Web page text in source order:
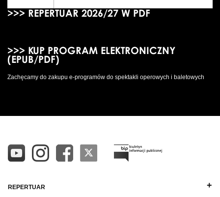
>>> REPERTUAR 2026/27 W PDF
>>> KUP PROGRAM ELEKTRONICZNY
(EPUB/PDF)
Zachęcamy do zakupu e-programów do spektakli operowych i baletowych
REPERTUAR